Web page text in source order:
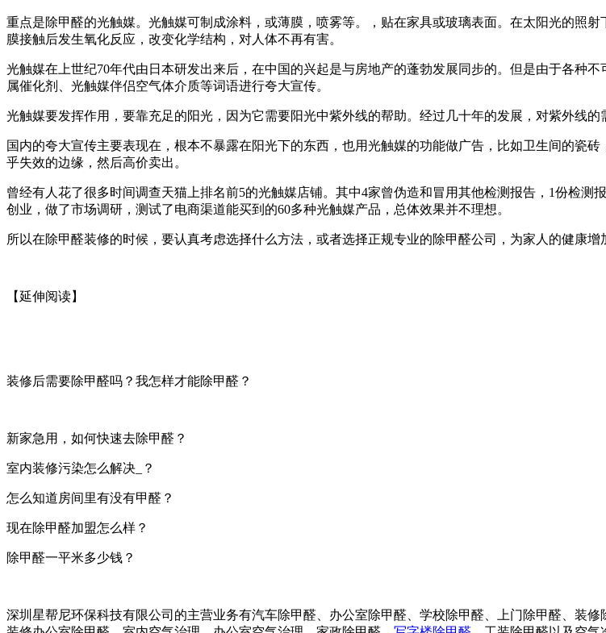
重点是除甲醛的光触媒。光触媒可制成涂料，或薄膜，喷雾等。，贴在家具或玻璃表面。在太阳光的照
膜接触后发生氧化反应，改变化学结构，对人体不再有害。
光触媒在上世纪70年代由日本研发出来后，在中国的兴起是与房地产的蓬勃发展同步的。但是由于各种
属催化剂、光触媒伴侣空气体介质等词语进行夸大宣传。
光触媒要发挥作用，要靠充足的阳光，因为它需要阳光中紫外线的帮助。经过几十年的发展，对紫外线的
国内的夸大宣传主要表现在，根本不暴露在阳光下的东西，也用光触媒的功能做广告，比如卫生间的瓷
乎失效的边缘，然后高价卖出。
曾经有人花了很多时间调查天猫上排名前5的光触媒店铺。其中4家曾伪造和冒用其他检测报告，1份检
创业，做了市场调研，测试了电商渠道能买到的60多种光触媒产品，总体效果并不理想。
所以在除甲醛装修的时候，要认真考虑选择什么方法，或者选择正规专业的除甲醛公司，为家人的健康增
【延伸阅读】
装修后需要除甲醛吗？我怎样才能除甲醛？
新家急用，如何快速去除甲醛？
室内装修污染怎么解决_？
怎么知道房间里有没有甲醛？
现在除甲醛加盟怎么样？
除甲醛一平米多少钱？
深圳星帮尼环保科技有限公司的主营业务有汽车除甲醛、办公室除甲醛、学校除甲醛、上门除甲醛、装